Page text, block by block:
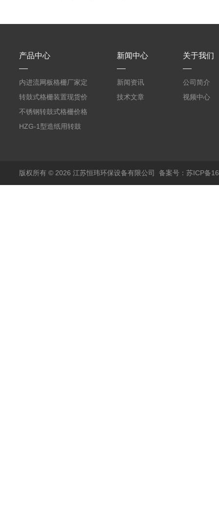
产品中心
内进流网板格栅厂家定
制
转鼓式格栅装置现货价
格
不锈钢转鼓式格栅价格
HZG-1型造纸用转鼓
新闻中心
新闻资讯
技术文章
关于我们
公司简介
视频中心
版权所有 © 2026 江苏恒玮环保设备有限公司 备案号：苏ICP备